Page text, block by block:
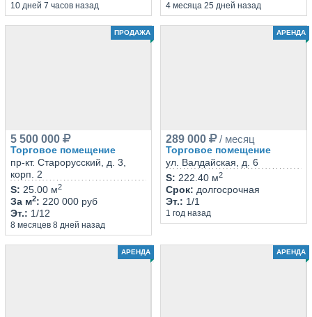
10 дней 7 часов назад 4 месяца 25 дней назад
ПРОДАЖА
Торговое помещение
пр-кт. Старорусский, д. 3,
корп. 2
5 500 000
Эт.: 1/12
8 месяцев 8 дней назад
S: 25.00 м2
За м2: 220 000 руб
АРЕНДА
Торговое помещение
ул. Валдайская, д. 6
289 000 / месяц
Эт.: 1/1
1 год назад
S: 222.40 м2
Срок: долгосрочная
АРЕНДА АРЕНДА